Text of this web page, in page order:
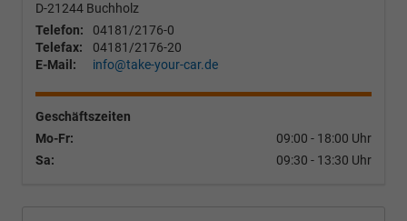
D-21244 Buchholz
Telefon:
04181/2176-0
Telefax:
04181/2176-20
E-Mail:
info@take-your-car.de
Geschäftszeiten
Mo-Fr:
09:00 - 18:00 Uhr
Sa:
09:30 - 13:30 Uhr